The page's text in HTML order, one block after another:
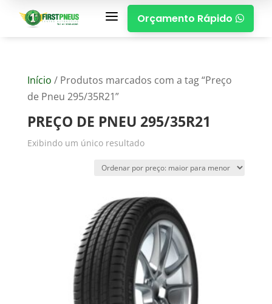
a Orçamento Rápido 
Início / Produtos marcados com a tag “Preço
de Pneu 295/35R21”
PREÇO DE PNEU 295/35R21
Exibindo um único resultado